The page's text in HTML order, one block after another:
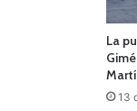
La
13